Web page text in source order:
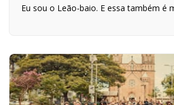
Eu sou o Leão-baio. E essa também é